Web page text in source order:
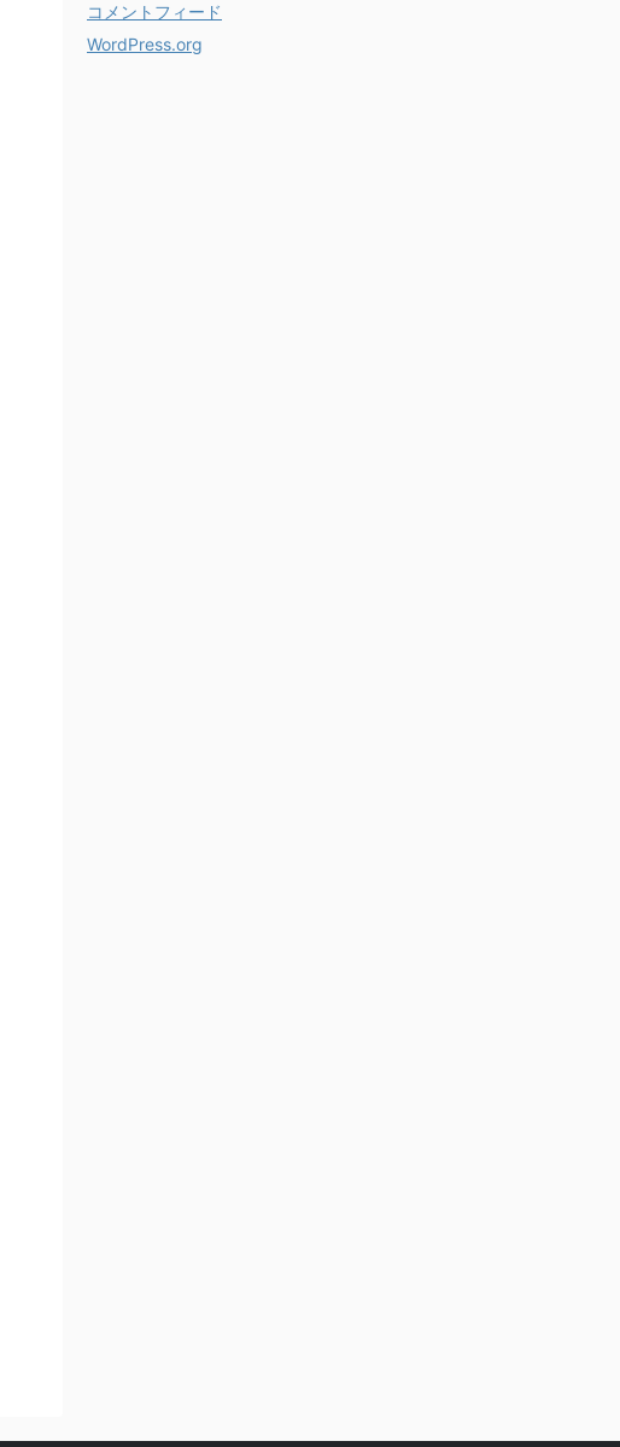
コメントフィード
WordPress.org